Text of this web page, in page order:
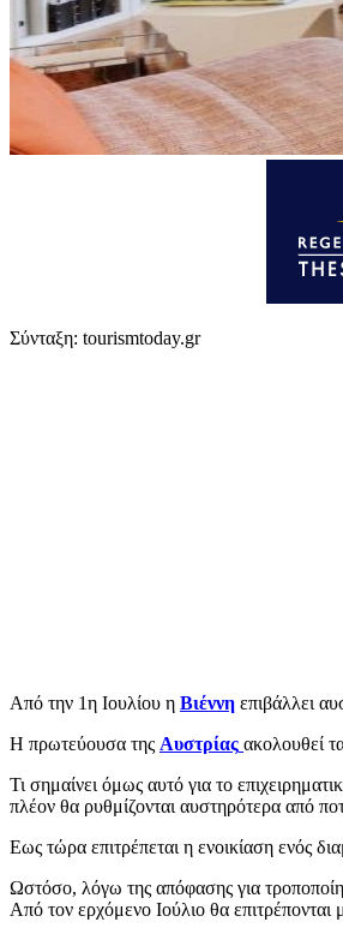
Σύνταξη: tourismtoday.gr
Από την 1η Ιουλίου η Βιέννη επιβάλλει
Η πρωτεύουσα της Αυστρίας ακολουθεί
Τι σημαίνει όμως αυτό για το
πλέον θα ρυθμίζονται αυστηρότερα από
Εως τώρα επιτρέπεται η ενοικίαση ενός
Ωστόσο, λόγω της απόφασης για
Από τον ερχόμενο Ιούλιο θα επιτρέπονται